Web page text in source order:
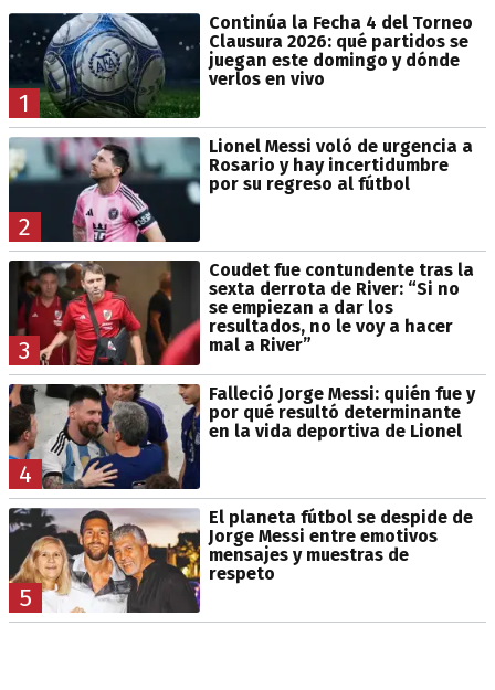
1
Continúa la Fecha 4 del Torneo
Clausura 2026: qué partidos se
juegan este domingo y dónde
verlos en vivo
2
Lionel Messi voló de urgencia a
Rosario y hay incertidumbre
por su regreso al fútbol
3
Coudet fue contundente tras la
sexta derrota de River: “Si no
se empiezan a dar los
resultados, no le voy a hacer
mal a River”
4
Falleció Jorge Messi: quién fue y
por qué resultó determinante
en la vida deportiva de Lionel
5
El planeta fútbol se despide de
Jorge Messi entre emotivos
mensajes y muestras de
respeto